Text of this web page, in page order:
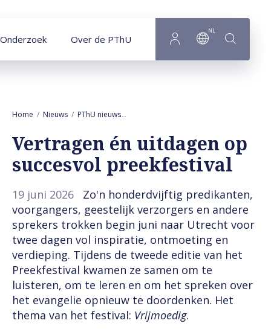
Onderzoek Over de PThU
NL
Home Nieuws PThU nieuws
Vertragen én uitdagen op
succesvol preekfestival
19 juni 2026
Zo'n honderdvijftig predikanten,
voorgangers, geestelijk verzorgers en andere
sprekers trokken begin juni naar Utrecht voor
twee dagen vol inspiratie, ontmoeting en
verdieping. Tijdens de tweede editie van het
Preekfestival kwamen ze samen om te
luisteren, om te leren en om het spreken over
het evangelie opnieuw te doordenken. Het
thema van het festival: Vrijmoedig.